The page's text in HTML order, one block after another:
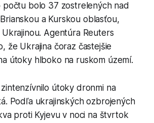
počtu bolo 37 zostrelených nad
a Kurskou oblasťou,
Agentúra Reuters
že Ukrajina čoraz častejšie
útoky hlboko na ruskom území.
útoky dronmi na
Podľa ukrajinských ozbrojených
proti Kyjevu v noci na štvrtok